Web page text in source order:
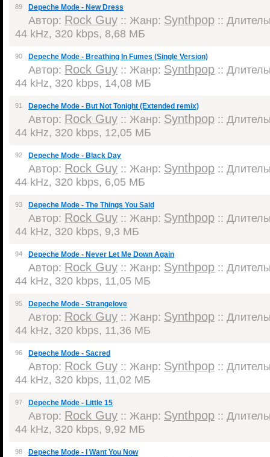
89 Depeche Mode - New Dress
Автор: Rock Guy :: Жанр: Synthpop ::
44 kHz, 320 kbps, 8,68 МБ
90 Depeche Mode - Breathing In Fumes (Single Version)
Автор: Rock Guy :: Жанр: Synthpop ::
44 kHz, 320 kbps, 14,08 МБ
91 Depeche Mode - But Not Tonight (Extended remix)
Автор: Rock Guy :: Жанр: Synthpop ::
44 kHz, 320 kbps, 12,05 МБ
92 Depeche Mode - Black Day
Автор: Rock Guy :: Жанр: Synthpop ::
44 kHz, 320 kbps, 6,05 МБ
93 Depeche Mode - The Things You Said
Автор: Rock Guy :: Жанр: Synthpop ::
44 kHz, 320 kbps, 9,3 МБ
94 Depeche Mode - Never Let Me Down Again
Автор: Rock Guy :: Жанр: Synthpop ::
44 kHz, 320 kbps, 11,05 МБ
95 Depeche Mode - Strangelove
Автор: Rock Guy :: Жанр: Synthpop ::
44 kHz, 320 kbps, 11,36 МБ
96 Depeche Mode - Sacred
Автор: Rock Guy :: Жанр: Synthpop ::
44 kHz, 320 kbps, 11,02 МБ
97 Depeche Mode - Little 15
Автор: Rock Guy :: Жанр: Synthpop ::
44 kHz, 320 kbps, 9,92 МБ
98 Depeche Mode - I Want You Now